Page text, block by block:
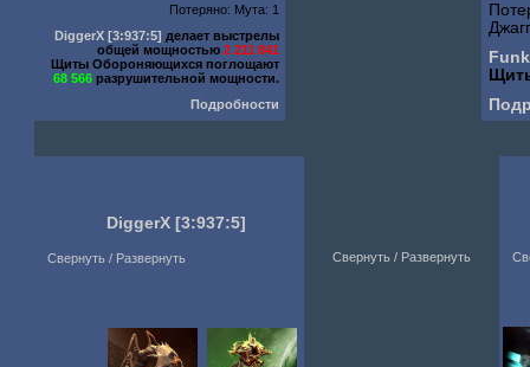
Потеряно: Мута: 1
DiggerX [3:937:5] делает выстрелы
общей мощностью2 211 841
Щиты Обороняющихся поглощают
68 566 разрушительной мощности.
Подробности
DiggerX [3:937:5]
Свернуть / Развернуть Свернуть / Развернуть